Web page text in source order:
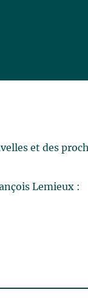
et des
Lemieux :